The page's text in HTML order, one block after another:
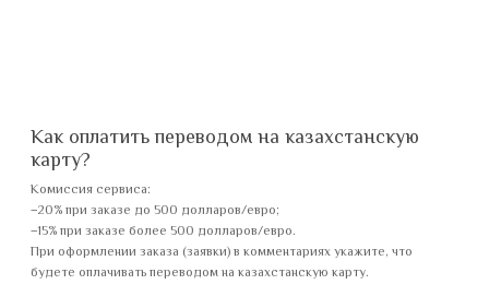
Как оплатить переводом на казахстанскую
карту?
Комиссия сервиса:
−20% при заказе до 500 долларов/евро;
−15% при заказе более 500 долларов/евро.
При оформлении заказа (заявки) в комментариях укажите, что
будете оплачивать переводом на казахстанскую карту.